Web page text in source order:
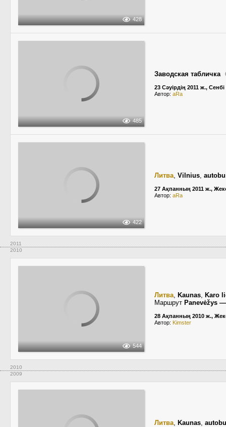
428
485
Заводская табличка
23 Сәуірдің 2011 ж., Сенбі
Автор: aRa
422
Литва, Vilnius,
27 Ақпанның 2011 ж.,
Автор: aRa
2011
2010
544
Литва, Kaunas, Karo
Маршрут Panevėžys
28 Ақпанның 2010 ж.,
Автор: Kimster
2010
2009
Литва, Kaunas,